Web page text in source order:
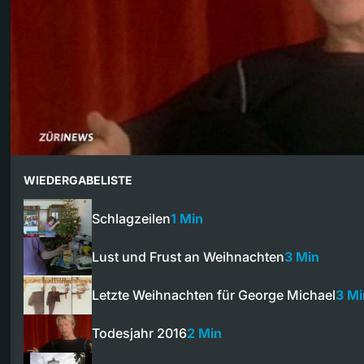
WIEDERGABELISTE
Schlagzeilen1 Min
Lust und Frust an Weihnachten3 Min
Letzte Weihnachten für George Michael3
Todesjahr 20162 Min